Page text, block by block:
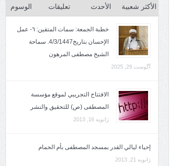
الأكثر شعبية الأحدث تعليقات الوسوم
خطبة الجمعة: سمات المتقين: ٦- عمل
الإحسان بتاريخ4/3/1447. سماحة
الشيخ مصطفى المرهون
آگوست 29, 2025
الافتتاح التجريبي لموقع مؤسسة
المصطفى (ص) للتحقيق والنشر
ژانویه 16, 2013
إحياء ليالي القدر بمسجد المصطفى بأم الحمام
ژانویه 21, 2013